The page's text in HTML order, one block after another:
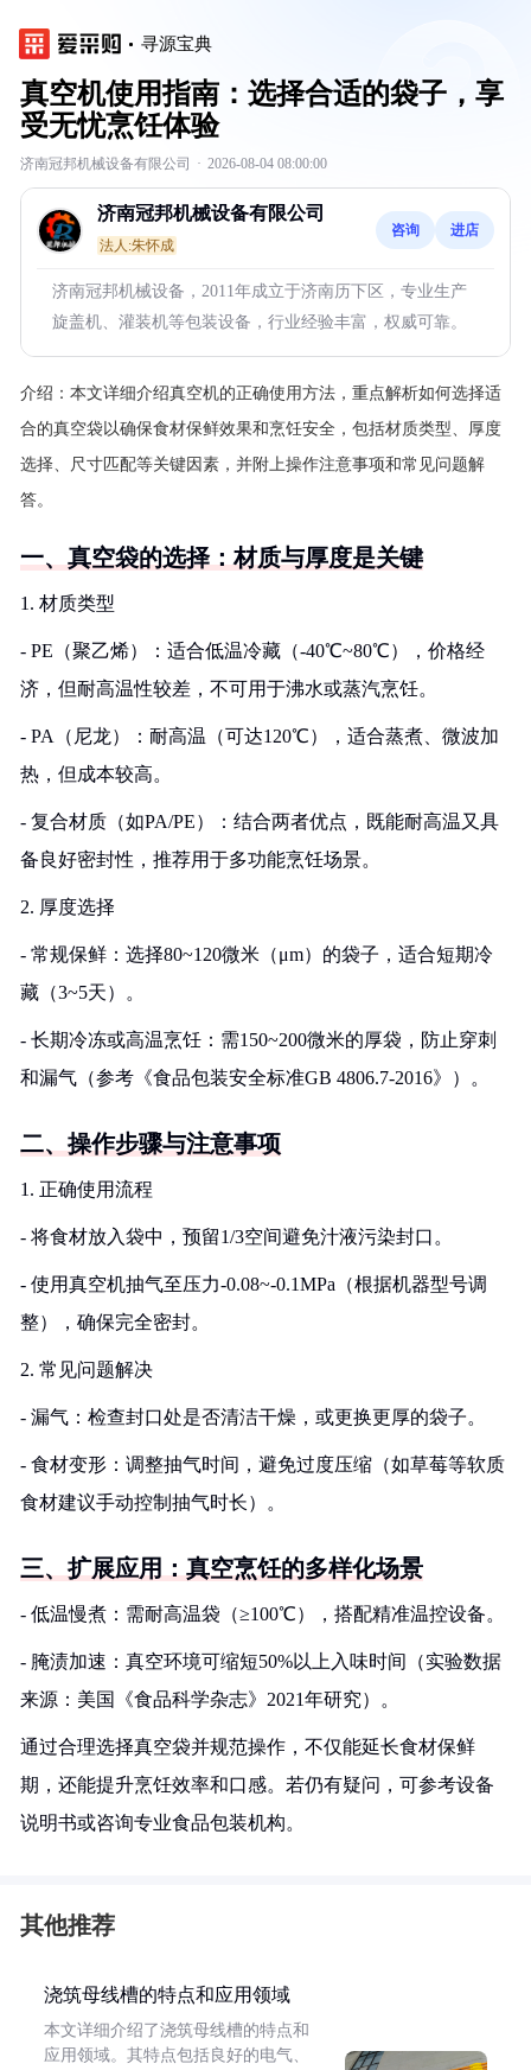
寻源宝典
真空机使用指南：选择合适的袋子，享
受无忧烹饪体验
济南冠邦机械设备有限公司 · 2026-08-04 08:00:00
济南冠邦机械设备有限公司
法人:朱怀成
咨询 进店
济南冠邦机械设备，2011年成立于济南历下区，专业生产
旋盖机、灌装机等包装设备，行业经验丰富，权威可靠。
介绍： 本文详细介绍真空机的正确使用方法，重点解析如何选择适
合的真空袋以确保食材保鲜效果和烹饪安全，包括材质类型、厚度
选择、尺寸匹配等关键因素，并附上操作注意事项和常见问题解
答。
一、真空袋的选择：材质与厚度是关键
1. 材质类型
- PE（聚乙烯）：适合低温冷藏（-40℃~80℃），价格经
济，但耐高温性较差，不可用于沸水或蒸汽烹饪。
- PA（尼龙）：耐高温（可达120℃），适合蒸煮、微波加
热，但成本较高。
- 复合材质（如PA/PE）：结合两者优点，既能耐高温又具
备良好密封性，推荐用于多功能烹饪场景。
2. 厚度选择
- 常规保鲜：选择80~120微米（μm）的袋子，适合短期冷
藏（3~5天）。
- 长期冷冻或高温烹饪：需150~200微米的厚袋，防止穿刺
和漏气（参考《食品包装安全标准GB 4806.7-2016》）。
二、操作步骤与注意事项
1. 正确使用流程
- 将食材放入袋中，预留1/3空间避免汁液污染封口。
- 使用真空机抽气至压力-0.08~-0.1MPa（根据机器型号调
整），确保完全密封。
2. 常见问题解决
- 漏气：检查封口处是否清洁干燥，或更换更厚的袋子。
- 食材变形：调整抽气时间，避免过度压缩（如草莓等软质
食材建议手动控制抽气时长）。
三、扩展应用：真空烹饪的多样化场景
- 低温慢煮：需耐高温袋（≥100℃），搭配精准温控设备。
- 腌渍加速：真空环境可缩短50%以上入味时间（实验数据
来源：美国《食品科学杂志》2021年研究）。
通过合理选择真空袋并规范操作，不仅能延长食材保鲜
期，还能提升烹饪效率和口感。若仍有疑问，可参考设备
说明书或咨询专业食品包装机构。
其他推荐
浇筑母线槽的特点和应用领域
本文详细介绍了浇筑母线槽的特点和
应用领域。其特点包括良好的电气、